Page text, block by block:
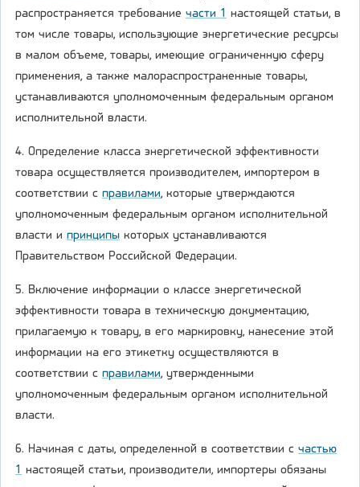
распространяется требование части 1 настоящей статьи, в
том числе товары, использующие энергетические ресурсы
в малом объеме, товары, имеющие ограниченную сферу
применения, а также малораспространенные товары,
устанавливаются уполномоченным федеральным органом
исполнительной власти.
4. Определение класса энергетической эффективности
товара осуществляется производителем, импортером в
соответствии с правилами, которые утверждаются
уполномоченным федеральным органом исполнительной
власти и принципы которых устанавливаются
Правительством Российской Федерации.
5. Включение информации о классе энергетической
эффективности товара в техническую документацию,
прилагаемую к товару, в его маркировку, нанесение этой
информации на его этикетку осуществляются в
соответствии с правилами, утвержденными
уполномоченным федеральным органом исполнительной
власти.
6. Начиная с даты, определенной в соответствии с частью
1 настоящей статьи, производители, импортеры обязаны